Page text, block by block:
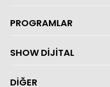
PROGRAMLAR
SHOW DİJİTAL
DİĞER